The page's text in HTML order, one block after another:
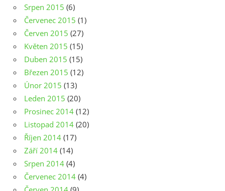
Srpen 2015 (6)
Červenec 2015 (1)
Červen 2015 (27)
Květen 2015 (15)
Duben 2015 (15)
Březen 2015 (12)
Únor 2015 (13)
Leden 2015 (20)
Prosinec 2014 (12)
Listopad 2014 (20)
Říjen 2014 (17)
Září 2014 (14)
Srpen 2014 (4)
Červenec 2014 (4)